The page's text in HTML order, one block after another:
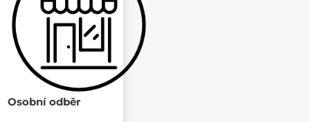
Osobní odběr